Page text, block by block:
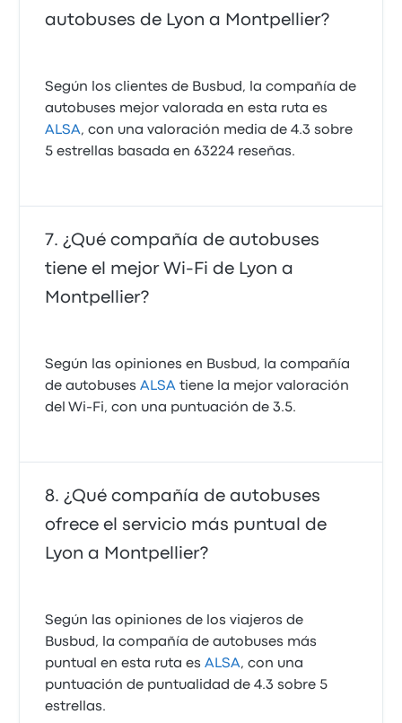
autobuses de Lyon a Montpellier?
Según los clientes de Busbud, la compañía de
autobuses mejor valorada en esta ruta es
ALSA, con una valoración media de 4.3 sobre
5 estrellas basada en 63224 reseñas.
¿Qué compañía de autobuses
tiene el mejor Wi-Fi de Lyon a
Montpellier?
Según las opiniones en Busbud, la compañía
de autobusesALSA tiene la mejor valoración
del Wi-Fi, con una puntuación de 3.5.
¿Qué compañía de autobuses
ofrece el servicio más puntual de
Lyon a Montpellier?
Según las opiniones de los viajeros de
Busbud, la compañía de autobuses más
puntual en esta ruta esALSA, con una
puntuación de puntualidad de 4.3 sobre 5
estrellas.